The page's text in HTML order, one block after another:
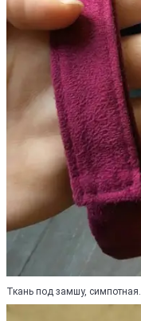
Ткань под замшу, симпотная.